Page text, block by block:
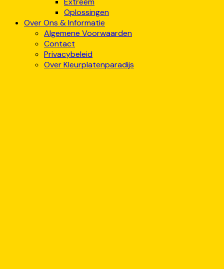
Oplossingen
Over Ons & Informatie
Algemene Voorwaarden
Contact
Privacybeleid
Over Kleurplatenparadijs